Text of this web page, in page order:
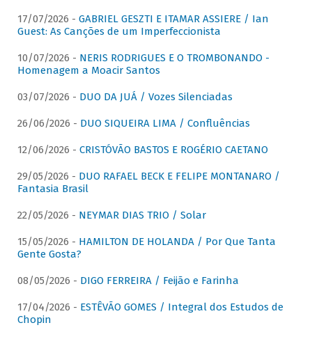
17/07/2026 - GABRIEL GESZTI E ITAMAR ASSIERE / Ian
Guest: As Canções de um Imperfeccionista
10/07/2026 - NERIS RODRIGUES E O TROMBONANDO -
Homenagem a Moacir Santos
03/07/2026 - DUO DA JUÁ / Vozes Silenciadas
26/06/2026 - DUO SIQUEIRA LIMA / Confluências
12/06/2026 - CRISTÓVÃO BASTOS E ROGÉRIO CAETANO
29/05/2026 - DUO RAFAEL BECK E FELIPE MONTANARO /
Fantasia Brasil
22/05/2026 - NEYMAR DIAS TRIO / Solar
15/05/2026 - HAMILTON DE HOLANDA / Por Que Tanta
Gente Gosta?
08/05/2026 - DIGO FERREIRA / Feijão e Farinha
17/04/2026 - ESTÊVÃO GOMES / Integral dos Estudos de
Chopin